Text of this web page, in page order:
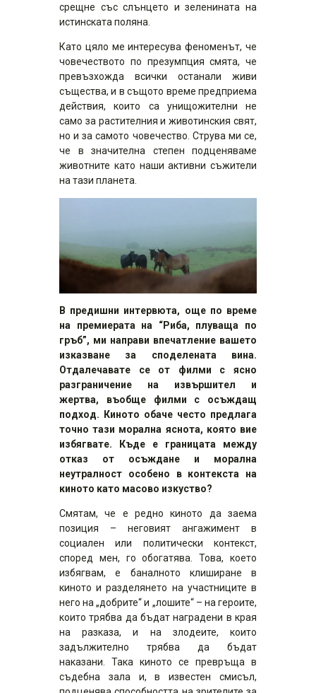
срещне със слънцето и зеленината на
истинската поляна.
Като цяло ме интересува феноменът, че
човечеството по презумпция смята, че
превъзхожда всички останали живи
същества, и в същото време предприема
действия, които са унищожителни не
само за растителния и животинския свят,
но и за самото човечество. Струва ми се,
че в значителна степен подценяваме
животните като наши активни съжители
на тази планета.
В предишни интервюта, още по време
на премиерата на “Риба, плуваща по
гръб”, ми направи впечатление вашето
изказване за споделената вина.
Отдалечавате се от филми с ясно
разграничение на извършител и
жертва, въобще филми с осъждащ
подход. Киното обаче често предлага
точно тази морална яснота, която вие
избягвате. Къде е границата между
отказ от осъждане и морална
неутралност особено в контекста на
киното като масово изкуство?
Смятам, че е редно киното да заема
позиция – неговият ангажимент в
социален или политически контекст,
според мен, го обогатява. Това, което
избягвам, е баналното клиширане в
киното и разделянето на участниците в
него на „добрите“ и „лошите“ – на героите,
които трябва да бъдат наградени в края
на разказа, и на злодеите, които
задължително трябва да бъдат
наказани. Така киното се превръща в
съдебна зала и, в известен смисъл,